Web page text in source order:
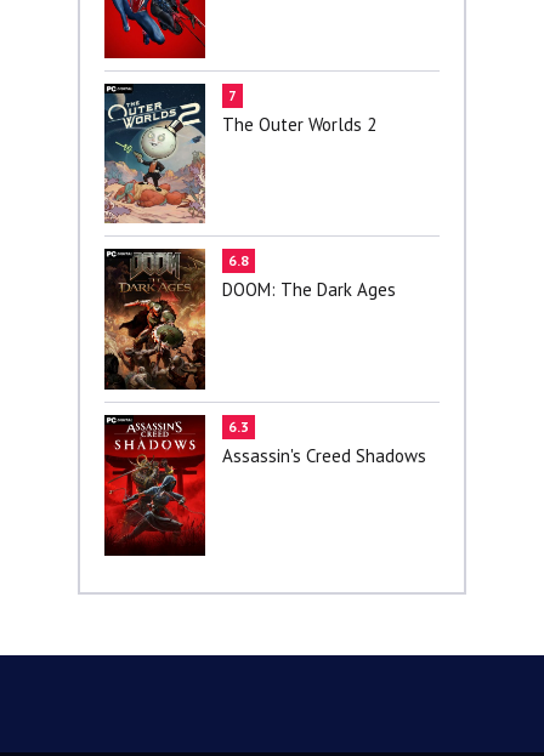
7
The Outer Worlds 2
6.8
DOOM: The Dark Ages
6.3
Assassin's Creed Shadows